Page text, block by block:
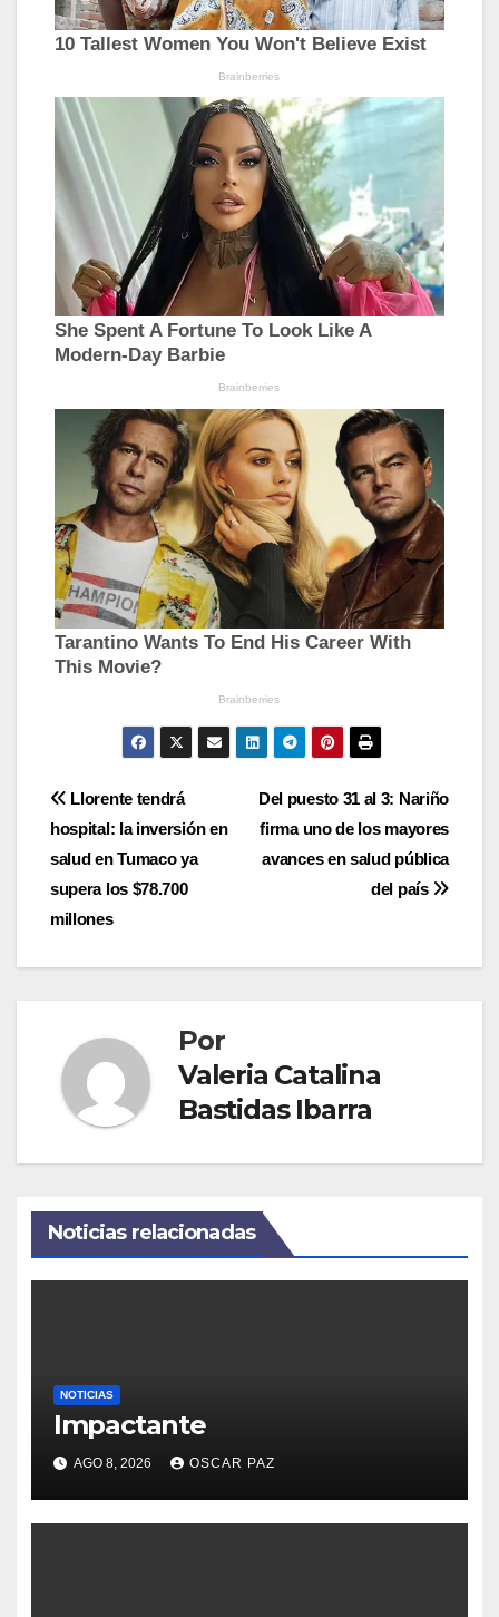
Navegación
de
entradas
Del puesto 31 al 3: Nariño
firma uno de los mayores
avances en salud pública
del país
Llorente tendrá
hospital: la inversión en
salud en Tumaco ya
supera los $78.700
millones
Por
Valeria Catalina
Bastidas Ibarra
Noticias relacionadas
NOTICIAS
Impactante
AGO 8, 2026 OSCAR PAZ